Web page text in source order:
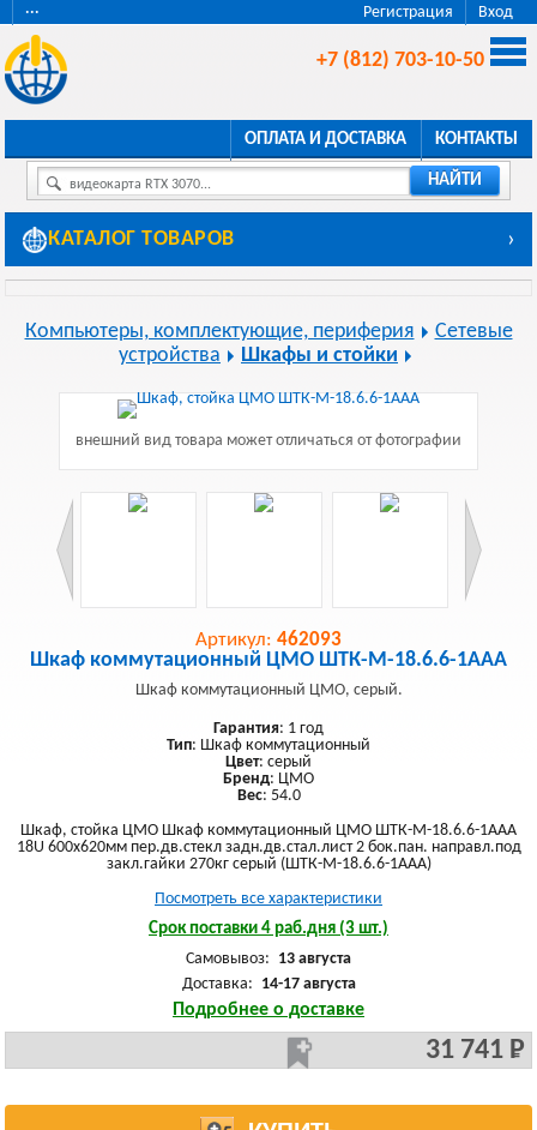
Регистрация Вход
···
+7 (812) 703-10-50
ОПЛАТА И ДОСТАВКА КОНТАКТЫ
видеокарта RTX 3070... НАЙТИ
КАТАЛОГ ТОВАРОВ ›
Компьютеры, комплектующие, периферия
Сетевые
устройства
Шкафы и стойки
внешний вид товара может отличаться от фотографии
Артикул: 462093
Шкаф коммутационный ЦМО ШТК-М-18.6.6-1ААА
Шкаф коммутационный ЦМО, серый.
Гарантия: 1 год
Тип: Шкаф коммутационный
Цвет: серый
Бренд: ЦМО
Вес: 54.0
Шкаф, стойка ЦМО Шкаф коммутационный ЦМО ШТК-М-18.6.6-1ААА
18U 600x620мм пер.дв.стекл задн.дв.стал.лист 2 бок.пан. направл.под
закл.гайки 270кг серый (ШТК-М-18.6.6-1ААА)
Посмотреть все характеристики
Срок поставки 4 раб.дня (3 шт.)
Самовывоз: 13 августа
Доставка: 14-17 августа
Подробнее о доставке
31 741 Р